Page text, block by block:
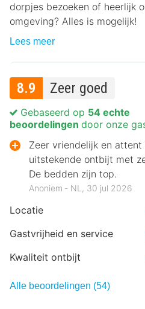
dorpjes bezoeken of heerlijk
omgeving? Alles is mogelijk!
Lees meer
8.9 Zeer goed
Locatie
Gastvrijheid en service
Kwaliteit ontbijt
Gebaseerd op 54 echte
beoordelingen door onze
Zeer vriendelijk en attent
uitstekende ontbijt met
De bedden zijn top.
Anoniem ‐ NL, 30 jul 2026
Alle beoordelingen (54)